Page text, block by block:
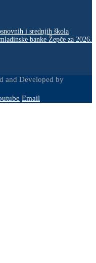
i srednjih škola
banke Žepče za 2026.
and Developed by
Email